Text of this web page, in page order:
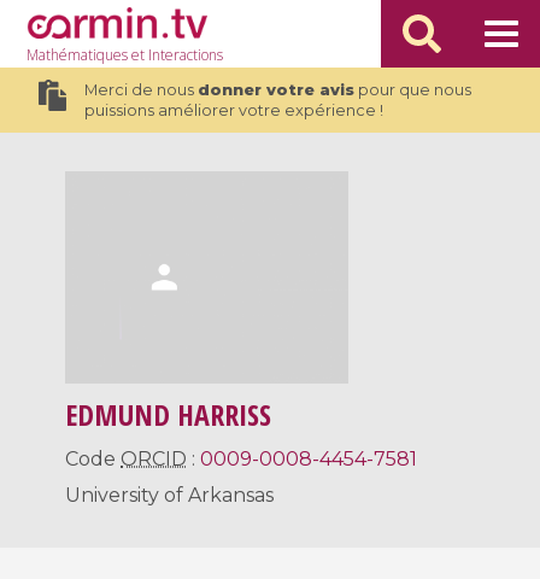
Mathématiqueset Interactions
Merci de nous donner votre avispour que nous
puissions améliorer votre expérience !
EDMUND HARRISS
Code ORCID :0009-0008-4454-7581
University of Arkansas